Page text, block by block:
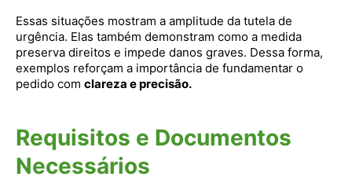
Essas situações mostram a amplitude da tutela de
urgência. Elas também demonstram como a medida
preserva direitos e impede danos graves. Dessa forma,
exemplos reforçam a importância de fundamentar o
pedido com clareza e precisão.
Requisitos e Documentos
Necessários